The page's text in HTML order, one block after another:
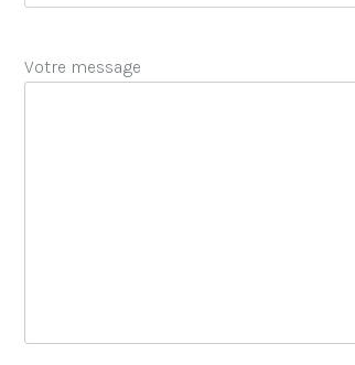
Votre message